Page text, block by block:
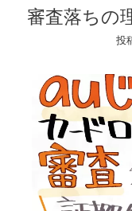
審査落ちの
投